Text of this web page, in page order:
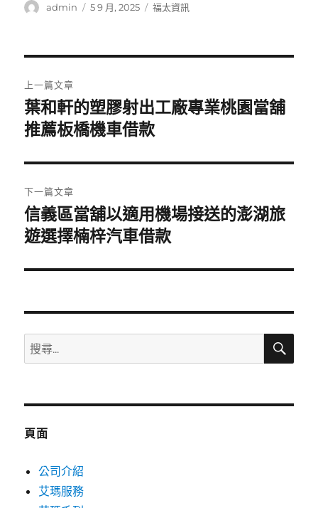
作
admin
發
5 9 月, 2025
分
福太資訊
章
導
覽
上一篇文章
上
一
文
章:
葉和軒的塑膠射出工廠專業桃園當舖
推薦板橋機車借款
下一篇文章
下
一
文
信義區當舖以適用機場接送的澎湖旅
遊選擇楠梓汽車借款
搜
尋
鍵
搜
頁面
公司介紹
艾瑪服務